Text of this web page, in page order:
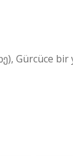
Gürcüce bir